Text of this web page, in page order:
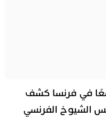
في فرنسا كشف
الشيوخ الفرنسي